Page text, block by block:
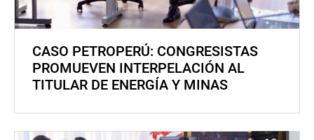
CASO PETROPERÚ: CONGRESISTAS
PROMUEVEN INTERPELACIÓN AL
TITULAR DE ENERGÍA Y MINAS